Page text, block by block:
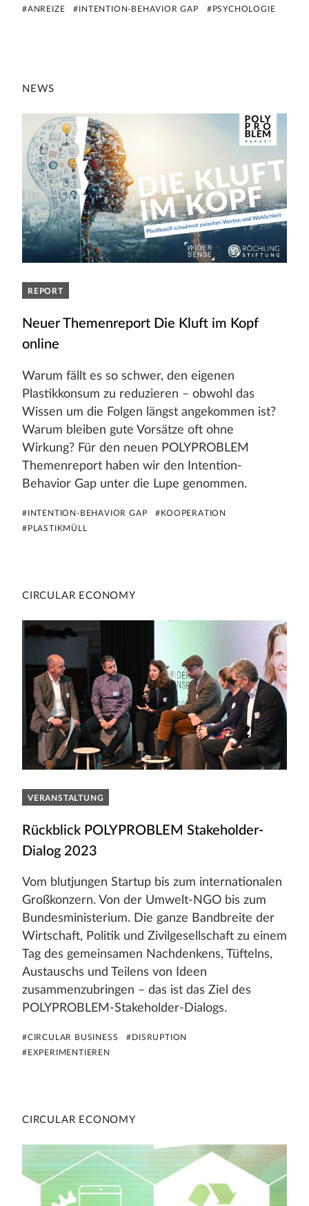
#ANREIZE #INTENTION-BEHAVIOR GAP #PSYCHOLOGIE
NEWS
REPORT
Neuer Themenreport Die Kluft im Kopf
online
Warum fällt es so schwer, den eigenen
Plastikkonsum zu reduzieren – obwohl das
Wissen um die Folgen längst angekommen ist?
Warum bleiben gute Vorsätze oft ohne
Wirkung? Für den neuen POLYPROBLEM
Themenreport haben wir den Intention-
Behavior Gap unter die Lupe genommen.
#INTENTION-BEHAVIOR GAP
#KOOPERATION
#PLASTIKMÜLL
CIRCULAR ECONOMY
VERANSTALTUNG
Rückblick POLYPROBLEM Stakeholder-
Dialog 2023
Vom blutjungen Startup bis zum internationalen
Großkonzern. Von der Umwelt-NGO bis zum
Bundesministerium. Die ganze Bandbreite der
Wirtschaft, Politik und Zivilgesellschaft zu einem
Tag des gemeinsamen Nachdenkens, Tüftelns,
Austauschs und Teilens von Ideen
zusammenzubringen – das ist das Ziel des
POLYPROBLEM-Stakeholder-Dialogs.
#CIRCULAR BUSINESS
#DISRUPTION
#EXPERIMENTIEREN
CIRCULAR ECONOMY